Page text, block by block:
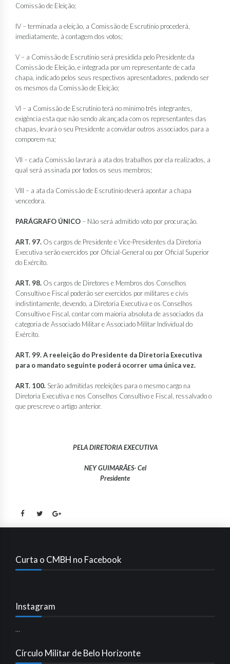
Comissão de Eleição;
IV – terminada a eleição, a Comissão de Escrutínio procederá,
imediatamente, à contagem dos votos;
V – a Comissão de Escrutínio será presidida pelo Presidente da
Comissão de Eleição, e integrada por um representante de cada
chapa, indicado pelos seus respectivos apresentadores, podendo ser
os mesmos da Comissão de Eleição;
VI – a Comissão de Escrutínio terá no mínimo três integrantes,
exigência esta que não sendo alcançada com os representantes das
chapas, levará o seu Presidente a convidar outros associados para a
comporem-na;
VII – cada Comissão lavrará a ata dos trabalhos por ela realizados, a
qual será assinada por todos os seus membros;
VIII – a ata da Comissão de Escrutínio deverá apontar a chapa
vencedora.
PARÁGRAFO ÚNICO – Não será admitido voto por procuração.
ART. 97. Os cargos de Presidente e Vice-Presidentes da Diretoria
Executiva serão exercidos por Oficial-General ou por Oficial Superior
do Exército.
ART. 98. Os cargos de Diretores e Membros dos Conselhos
Consultivo e Fiscal poderão ser exercidos por militares e civis
indistintamente, devendo, a Diretoria Executiva e os Conselhos
Consultivo e Fiscal, contar com maioria absoluta de associados da
categoria de Associado Militar e Associado Militar Individual do
Exército.
ART. 99. A reeleição do Presidente da Diretoria Executiva
para o mandato seguinte poderá ocorrer uma única vez.
ART. 100. Serão admitidas reeleições para o mesmo cargo na
Diretoria Executiva e nos Conselhos Consultivo e Fiscal, ressalvado o
que prescreve o artigo anterior.
PELA DIRETORIA EXECUTIVA
NEY GUIMARÃES- Cel
Presidente
Curta o CMBH no Facebook
Instagram
…
Círculo Militar de Belo Horizonte